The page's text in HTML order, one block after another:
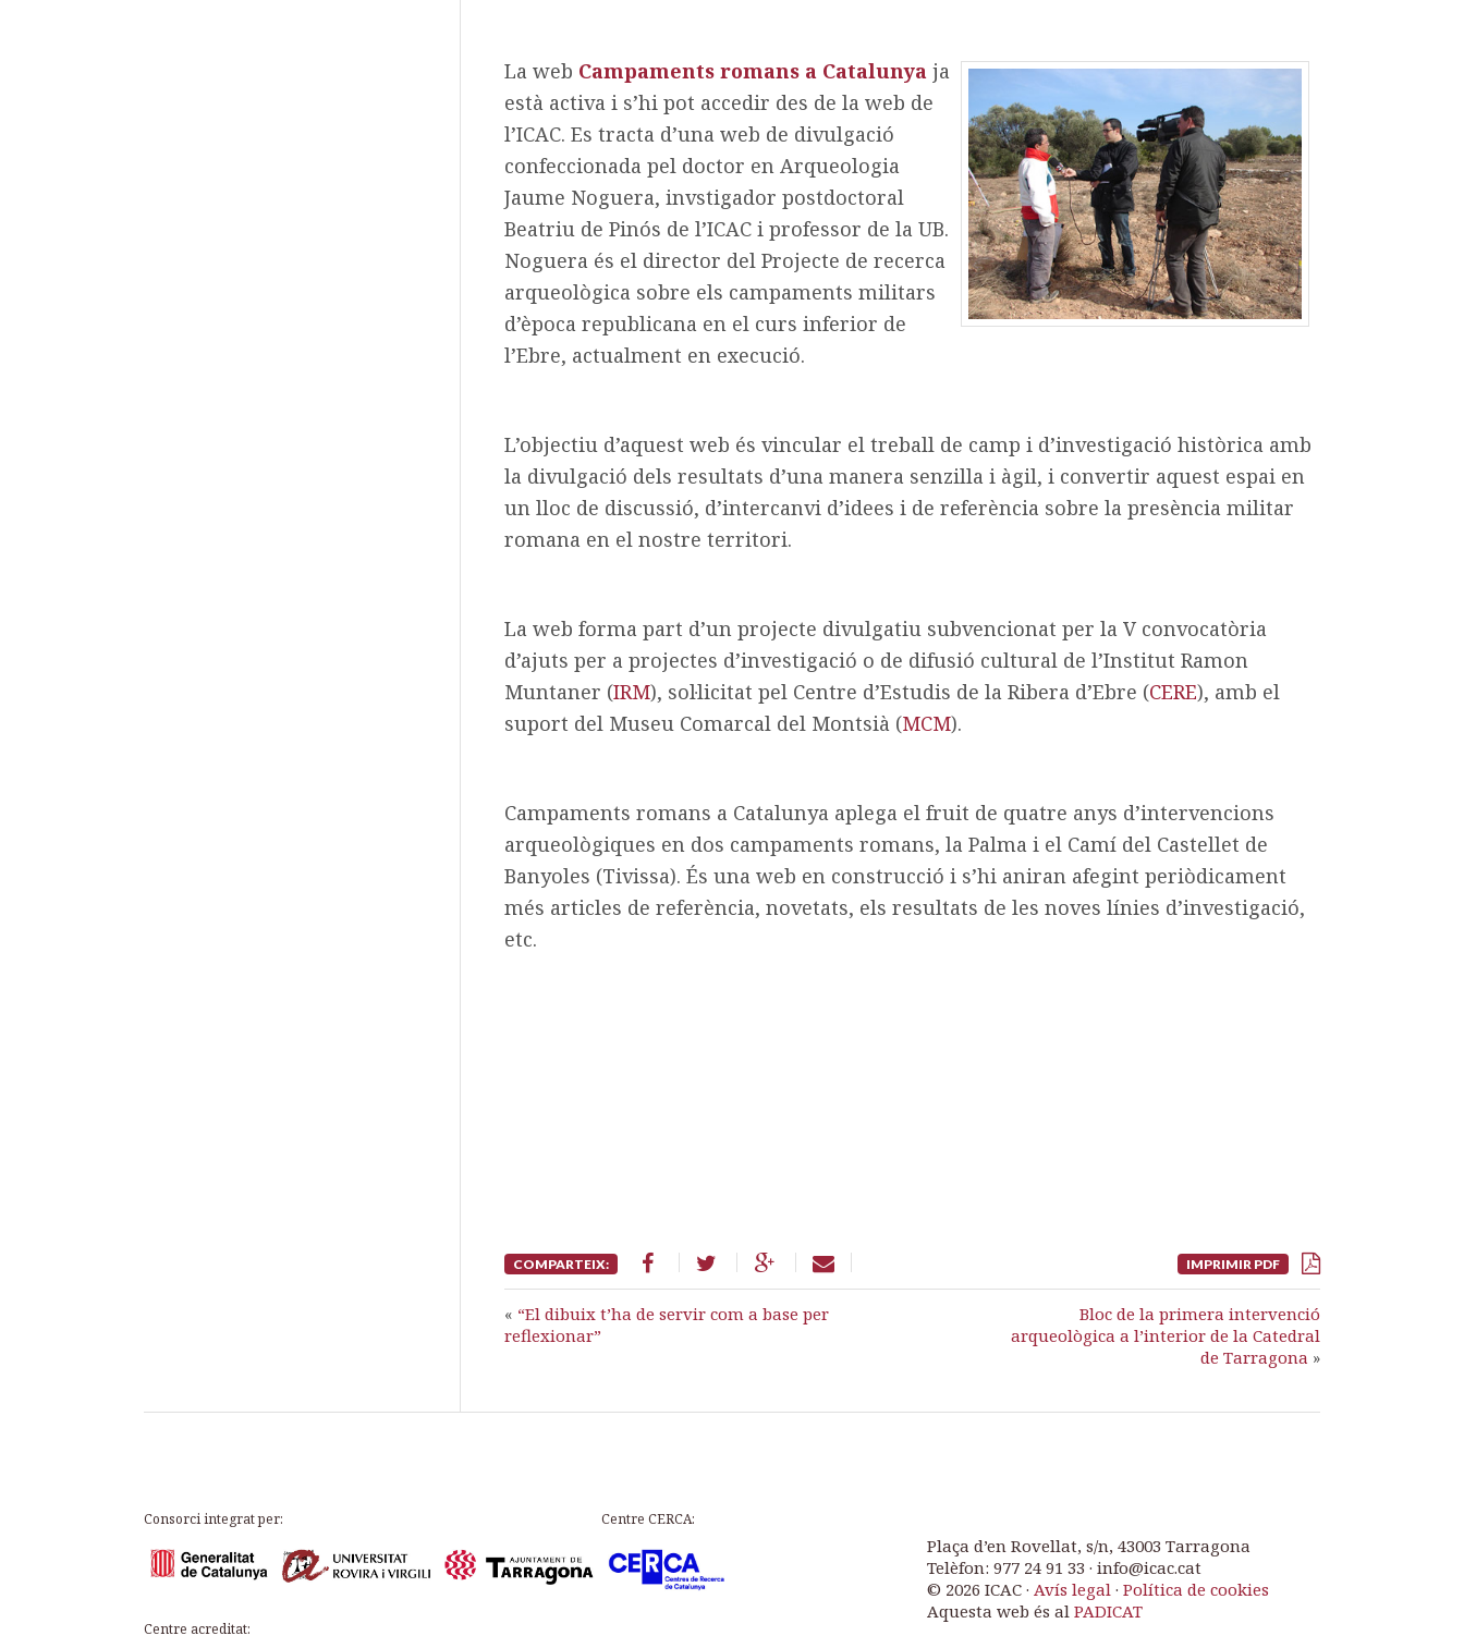
La web Campaments romans a Catalunya ja
està activa i s’hi pot accedir des de la web de
l’ICAC. Es tracta d’una web de divulgació
confeccionada pel doctor en Arqueologia
Jaume Noguera, invstigador postdoctoral
Beatriu de Pinós de l’ICAC i professor de la UB.
Noguera és el director del Projecte de recerca
arqueològica sobre els campaments militars
d’època republicana en el curs inferior de
l’Ebre, actualment en execució.
L’objectiu d’aquest web és vincular el treball de camp i d’investigació històrica amb
la divulgació dels resultats d’una manera senzilla i àgil, i convertir aquest espai en
un lloc de discussió, d’intercanvi d’idees i de referència sobre la presència militar
romana en el nostre territori.
La web forma part d’un projecte divulgatiu subvencionat per la V convocatòria
d’ajuts per a projectes d’investigació o de difusió cultural de l’Institut Ramon
Muntaner (IRM), sol·licitat pel Centre d’Estudis de la Ribera d’Ebre (CERE), amb el
suport del Museu Comarcal del Montsià (MCM).
Campaments romans a Catalunya aplega el fruit de quatre anys d’intervencions
arqueològiques en dos campaments romans, la Palma i el Camí del Castellet de
Banyoles (Tivissa). És una web en construcció i s’hi aniran afegint periòdicament
més articles de referència, novetats, els resultats de les noves línies d’investigació,
etc.
COMPARTEIX: IMPRIMIR PDF
« “El dibuix t’ha de servir com a base per
reflexionar”
Bloc de la primera intervenció
arqueològica a l’interior de la Catedral
de Tarragona »
Consorci integrat per: Centre CERCA:
Centre acreditat:
Plaça d’en Rovellat, s/n, 43003 Tarragona
Telèfon: 977 24 91 33 · info@icac.cat
© 2026 ICAC ·Avís legal ·Política de cookies
Aquesta web és alPADICAT